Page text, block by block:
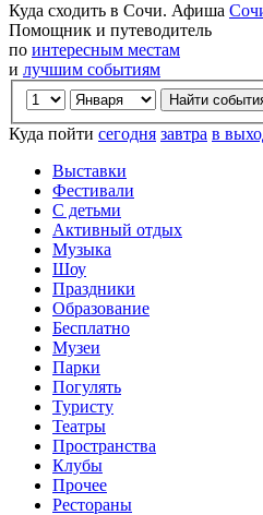
Куда сходить в Сочи. Афиша
Помощник и путеводитель
по интересным местам
и лучшим событиям
Куда пойти сегодня завтра в
Выставки
Фестивали
С детьми
Активный отдых
Музыка
Шоу
Праздники
Образование
Бесплатно
Музеи
Парки
Погулять
Туристу
Театры
Пространства
Клубы
Прочее
Рестораны